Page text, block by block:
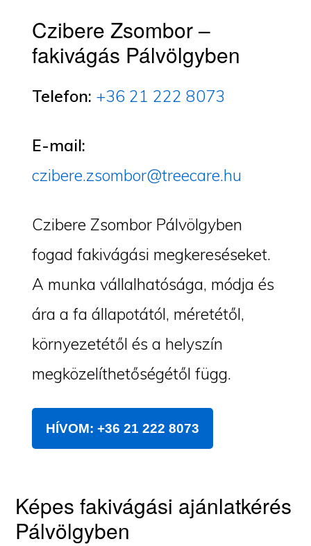
Czibere Zsombor –
fakivágás Pálvölgyben
Telefon: +36 21 222 8073
E-mail:
czibere.zsombor@treecare.hu
Czibere Zsombor Pálvölgyben
fogad fakivágási megkereséseket.
A munka vállalhatósága, módja és
ára a fa állapotától, méretétől,
környezetétől és a helyszín
megközelíthetőségétől függ.
HÍVOM: +36 21 222 8073
Képes fakivágási ajánlatkérés
Pálvölgyben